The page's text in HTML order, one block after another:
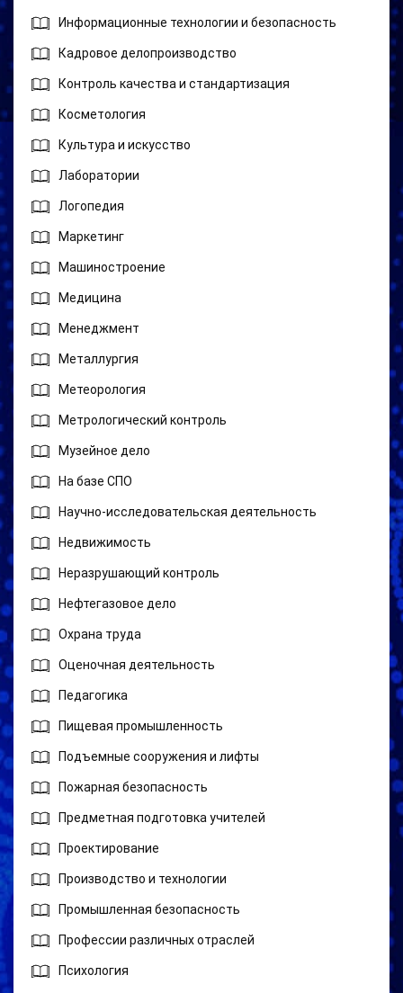
Информационные технологии и безопасность
Кадровое делопроизводство
Контроль качества и стандартизация
Косметология
Культура и искусство
Лаборатории
Логопедия
Маркетинг
Машиностроение
Медицина
Менеджмент
Металлургия
Метеорология
Метрологический контроль
Музейное дело
На базе СПО
Научно-исследовательская деятельность
Недвижимость
Неразрушающий контроль
Нефтегазовое дело
Охрана труда
Оценочная деятельность
Педагогика
Пищевая промышленность
Подъемные сооружения и лифты
Пожарная безопасность
Предметная подготовка учителей
Проектирование
Производство и технологии
Промышленная безопасность
Профессии различных отраслей
Психология